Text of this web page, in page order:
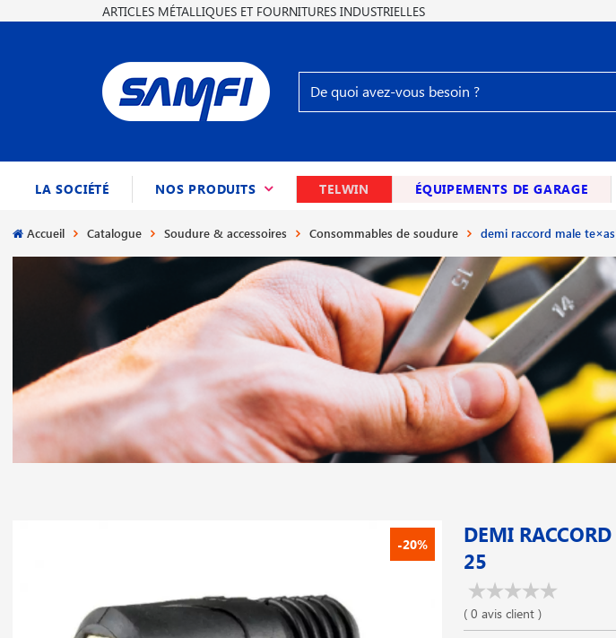
ARTICLES MÉTALLIQUES ET FOURNITURES INDUSTRIELLES
LA SOCIÉTÉ NOS PRODUITS (CURRENT)TELWIN ÉQUIPEMENTS DE GARAGE
Accueil Catalogue Soudure & accessoires Consommables de soudure demi raccord male
-20%
DEMI
25
( 0 avis client )